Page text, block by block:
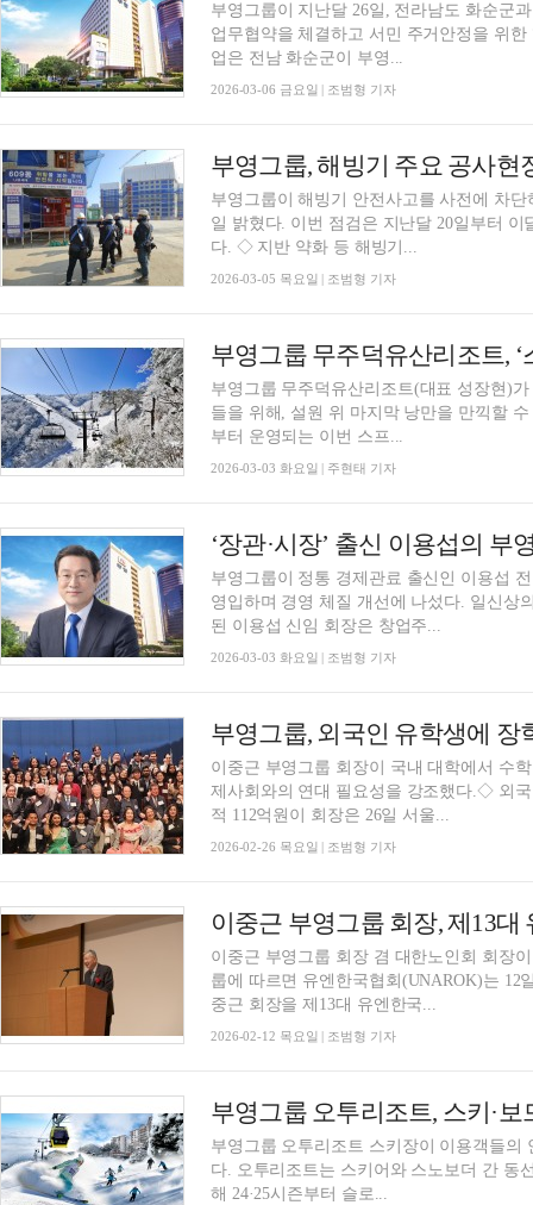
부영그룹이 지난달 26일, 전라남도 화순군
업무협약을 체결하고 서민 주거안정을 위
업은 전남 화순군이 부영...
2026-03-06 금요일 | 조범형 기자
부영그룹, 해빙기 주요 공사현
부영그룹이 해빙기 안전사고를 사전에 차
일 밝혔다. 이번 점검은 지난달 20일부터
다. ◇ 지반 약화 등 해빙기...
2026-03-05 목요일 | 조범형 기자
부영그룹 무주덕유산리조트, ‘
부영그룹 무주덕유산리조트(대표 성장현)
들을 위해, 설원 위 마지막 낭만을 만끽할
부터 운영되는 이번 스프...
2026-03-03 화요일 | 주현태 기자
부영그룹이 정통 경제관료 출신인 이용섭
영입하며 경영 체질 개선에 나섰다. 일신상
된 이용섭 신임 회장은 창업주...
2026-03-03 화요일 | 조범형 기자
이중근 부영그룹 회장이 국내 대학에서 수
제사회와의 연대 필요성을 강조했다.◇ 외
적 112억원이 회장은 26일 서울...
2026-02-26 목요일 | 조범형 기자
이중근 부영그룹 회장 겸 대한노인회 회장
룹에 따르면 유엔한국협회(UNAROK)는 12
중근 회장을 제13대 유엔한국...
2026-02-12 목요일 | 조범형 기자
부영그룹 오투리조트 스키장이 이용객들의
다. 오투리조트는 스키어와 스노보더 간 동선 혼재로 발생할 수 있는 충돌 사고를 예방하기 위
해 24·25시즌부터 슬로...